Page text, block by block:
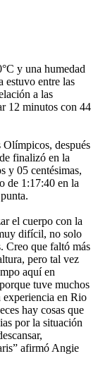
y una humedad
estuvo entre las
a las
12 minutos con 44
Olímpicos, después
finalizó en la
y 05 centésimas,
de 1:17:40 en la
el cuerpo con la
difícil, no solo
Creo que faltó más
pero tal vez
aquí en
tuve muchos
experiencia en Rio
hay cosas que
por la situación
afirmó Angie